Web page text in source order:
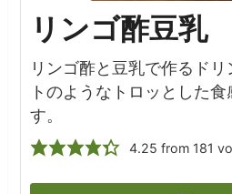
リンゴ酢豆乳
リンゴ酢と豆乳で作るド
トのようなトロッとした
す。
4.25 from 181